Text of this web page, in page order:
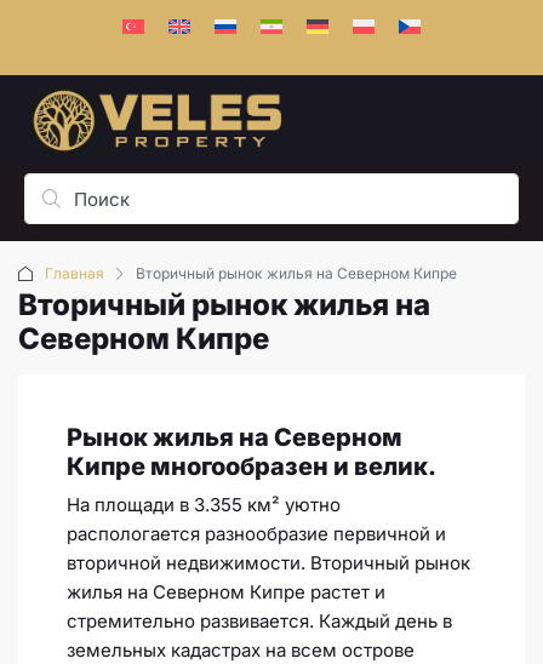
Главная Вторичный рынок жилья на Северном Кипре
Вторичный рынок жилья на
Северном Кипре
Рынок жилья на Северном
Кипре многообразен и велик.
На площади в 3.355 км² уютно
распологается разнообразие первичной и
вторичной недвижимости. Вторичный рынок
жилья на Северном Кипре растет и
стремительно развивается. Каждый день в
земельных кадастрах на всем острове